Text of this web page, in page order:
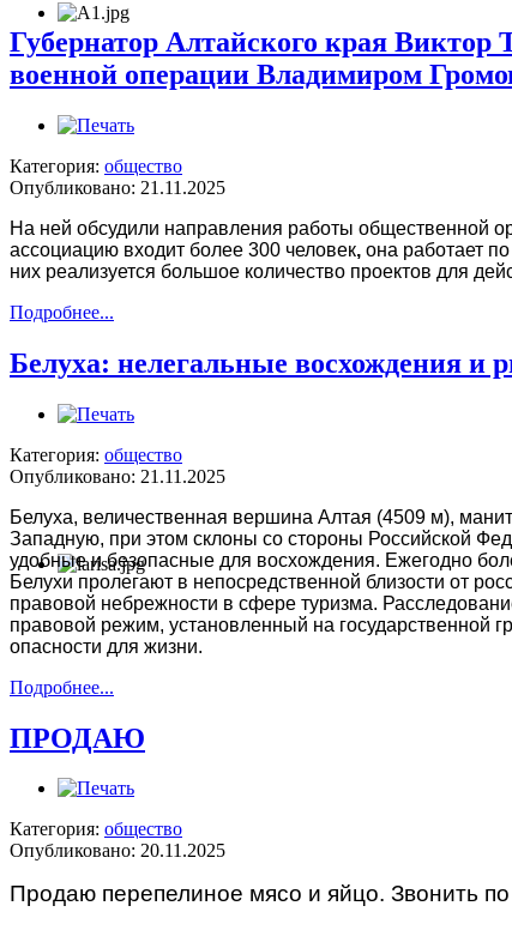
Губернатор Алтайского края Виктор
военной операции Владимиром
Категория: общество
Опубликовано: 21.11.2025
На ней обсудили направления работы общественной
ассоциацию входит более 300 человек, она работает
них реализуется большое количество проектов для
Подробнее...
Белуха: нелегальные восхождения и
Категория: общество
Опубликовано: 21.11.2025
Белуха, величественная вершина Алтая (4509 м),
Западную, при этом склоны со стороны Российской
удобные и безопасные для восхождения. Ежегодно
Белухи пролегают в непосредственной близости от
правовой небрежности в сфере туризма.
правовой режим, установленный на государственной
опасности для жизни.
Подробнее...
ПРОДАЮ
Категория: общество
Опубликовано: 20.11.2025
Продаю перепелиное мясо и яйцо. Звонить